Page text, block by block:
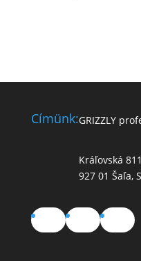
Címünk:GRIZZLY
Kráľovská
927 01 Šaľa,
FacebookYouTube